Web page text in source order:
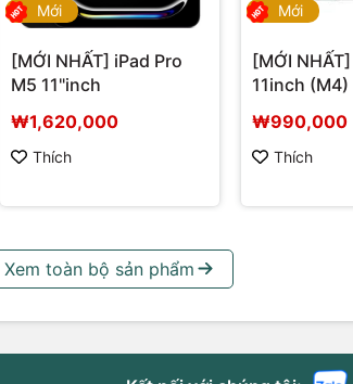
Mới
[MỚI NHẤT] iPad Pro
M5 11"inch
₩1,620,000
Thích
Mới
[MỚI
11inch (M4)
₩990,000
Thích
Xem toàn bộ sản phẩm